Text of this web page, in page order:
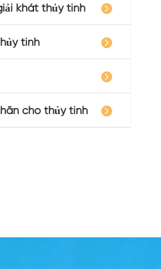
khát thủy tinh
tinh
cho thủy tinh